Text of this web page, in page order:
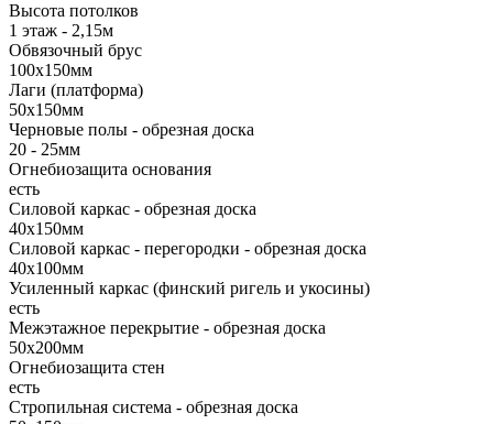
Высота потолков
1 этаж - 2,15м
Обвязочный брус
100х150мм
Лаги (платформа)
50х150мм
Черновые полы - обрезная доска
20 - 25мм
Огнебиозащита основания
есть
Силовой каркас - обрезная доска
40х150мм
Силовой каркас - перегородки - обрезная доска
40х100мм
Усиленный каркас (финский ригель и укосины)
есть
Межэтажное перекрытие - обрезная доска
50х200мм
Огнебиозащита стен
есть
Стропильная система - обрезная доска